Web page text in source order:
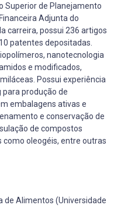
Superior de Planejamento
Adjunta do
carreira, possui 236 artigos
patentes depositadas.
nanotecnologia
e modificados,
Possui experiência
produção de
embalagens ativas e
e conservação de
de compostos
oleogéis, entre outras
de Alimentos (Universidade